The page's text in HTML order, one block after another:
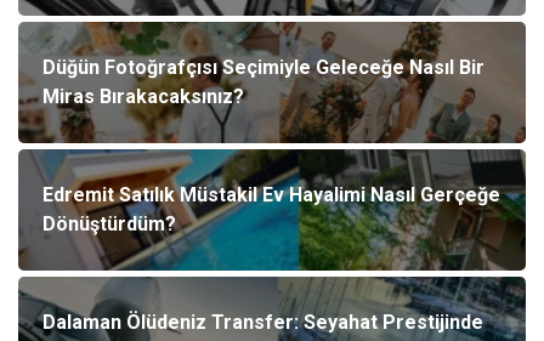
Düğün Fotoğrafçısı Seçimiyle Geleceğe Nasıl Bir
Miras Bırakacaksınız?
Edremit Satılık Müstakil Ev Hayalimi Nasıl Gerçeğe
Dönüştürdüm?
Dalaman Ölüdeniz Transfer: Seyahat Prestijinde